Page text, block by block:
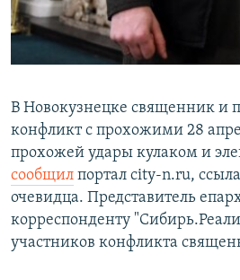
СОЦИАЛЬНЫЕ СЕТИ
Все сайты РСЕ/РС
В Новокузнецке священник и
конфликт с прохожими 28
прохожей удары кулаком и
сообщил портал city-n.ru,
очевидца. Представитель
корреспонденту
участников конфликта